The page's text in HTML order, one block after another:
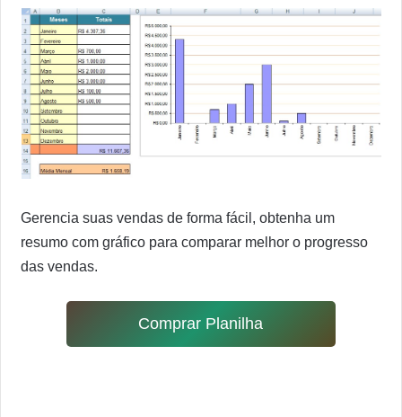
Gerencia suas vendas de forma fácil, obtenha um
resumo com gráfico para comparar melhor o progresso
das vendas.
Comprar Planilha